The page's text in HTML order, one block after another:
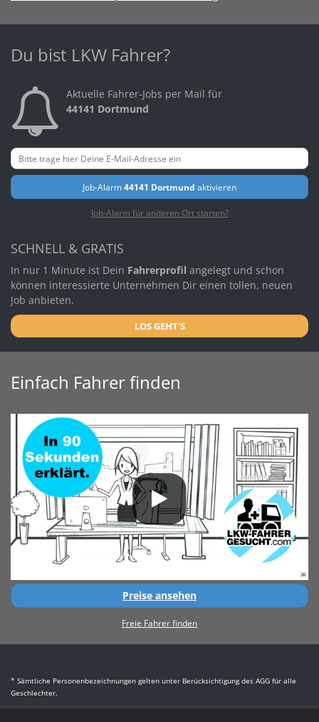
Du bist LKW Fahrer?
Aktuelle Fahrer-Jobs per Mail für
44141 Dortmund
Job-Alarm44141 Dortmund aktivieren
Job-Alarm für anderen Ort starten?
SCHNELL & GRATIS
In nur 1 Minute ist Dein Fahrerprofil angelegt und schon
können interessierte Unternehmen Dir einen tollen, neuen
Job anbieten.
LOS GEHT'S
Einfach Fahrer finden
Preise ansehen
Freie Fahrer finden
* Sämtliche Personenbezeichnungen gelten unter Berücksichtigung des AGG für alle
Geschlechter.